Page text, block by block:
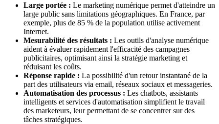
Large portée : Le marketing numérique permet d'atteindre un
large public sans limitations géographiques. En France, par
exemple, plus de 85 % de la population utilise activement
Internet.
Mesurabilité des résultats : Les outils d'analyse numérique
aident à évaluer rapidement l'efficacité des campagnes
publicitaires, optimisant ainsi la stratégie marketing et
réduisant les coûts.
Réponse rapide : La possibilité d'un retour instantané de la
part des utilisateurs via email, réseaux sociaux et messageries.
Automatisation des processus : Les chatbots, assistants
intelligents et services d'automatisation simplifient le travail
des marketeurs, leur permettant de se concentrer sur des
tâches stratégiques.